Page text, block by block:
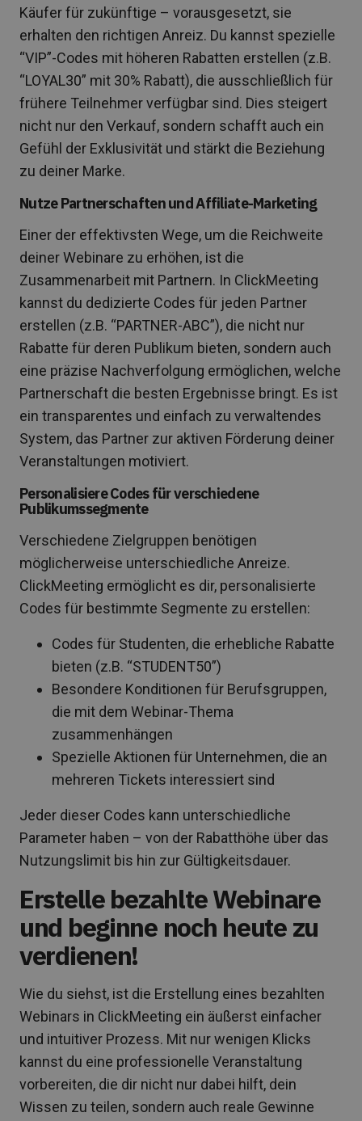
Käufer für zukünftige – vorausgesetzt, sie
erhalten den richtigen Anreiz. Du kannst spezielle
“VIP”-Codes mit höheren Rabatten erstellen (z.B.
“LOYAL30” mit 30% Rabatt), die ausschließlich für
frühere Teilnehmer verfügbar sind. Dies steigert
nicht nur den Verkauf, sondern schafft auch ein
Gefühl der Exklusivität und stärkt die Beziehung
zu deiner Marke.
Nutze Partnerschaften und Affiliate-Marketing
Einer der effektivsten Wege, um die Reichweite
deiner Webinare zu erhöhen, ist die
Zusammenarbeit mit Partnern. In ClickMeeting
kannst du dedizierte Codes für jeden Partner
erstellen (z.B. “PARTNER-ABC”), die nicht nur
Rabatte für deren Publikum bieten, sondern auch
eine präzise Nachverfolgung ermöglichen, welche
Partnerschaft die besten Ergebnisse bringt. Es ist
ein transparentes und einfach zu verwaltendes
System, das Partner zur aktiven Förderung deiner
Veranstaltungen motiviert.
Personalisiere Codes für verschiedene
Publikumssegmente
Verschiedene Zielgruppen benötigen
möglicherweise unterschiedliche Anreize.
ClickMeeting ermöglicht es dir, personalisierte
Codes für bestimmte Segmente zu erstellen:
Codes für Studenten, die erhebliche Rabatte
bieten (z.B. “STUDENT50”)
Besondere Konditionen für Berufsgruppen,
die mit dem Webinar-Thema
zusammenhängen
Spezielle Aktionen für Unternehmen, die an
mehreren Tickets interessiert sind
Jeder dieser Codes kann unterschiedliche
Parameter haben – von der Rabatthöhe über das
Nutzungslimit bis hin zur Gültigkeitsdauer.
Erstelle bezahlte Webinare
und beginne noch heute zu
verdienen!
Wie du siehst, ist die Erstellung eines bezahlten
Webinars in ClickMeeting ein äußerst einfacher
und intuitiver Prozess. Mit nur wenigen Klicks
kannst du eine professionelle Veranstaltung
vorbereiten, die dir nicht nur dabei hilft, dein
Wissen zu teilen, sondern auch reale Gewinne